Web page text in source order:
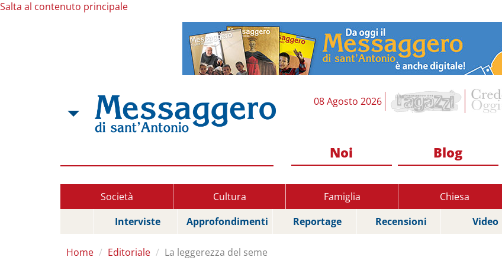
Salta al contenuto principale
08 Agosto 2026
Noi Blog
Società Cultura Famiglia Chiesa
Interviste
Approfondimenti Reportage Recensioni Video
Home Editoriale La leggerezza del seme